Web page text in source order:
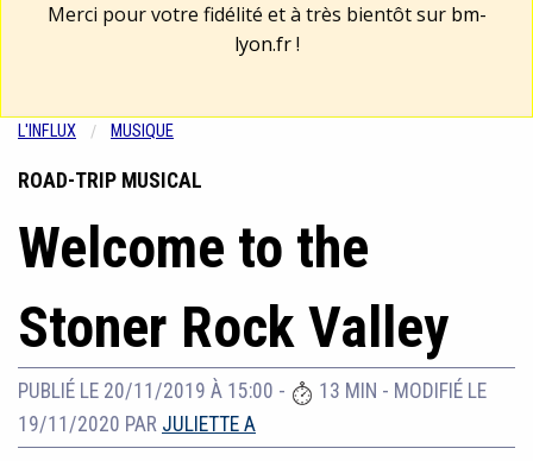
Merci pour votre fidélité et à très bientôt sur bm-
lyon.fr!
L'INFLUX MUSIQUE
ROAD-TRIP MUSICAL
Welcome to the
Stoner Rock Valley
PUBLIÉ LE 20/11/2019 À 15:00 - 13 MIN - MODIFIÉ LE
19/11/2020 PAR JULIETTE A